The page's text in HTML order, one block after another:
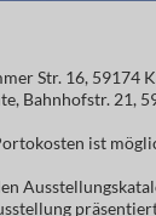
Str. 16, 59174
Bahnhofstr. 21,
ist